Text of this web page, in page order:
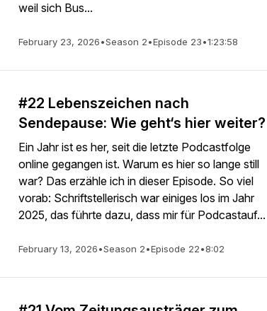
weil sich Bus...
February 23, 2026•Season 2•Episode 23•1:23:58
#22 Lebenszeichen nach
Sendepause: Wie geht‘s hier weiter?
Ein Jahr ist es her, seit die letzte Podcastfolge
online gegangen ist. Warum es hier so lange still
war? Das erzähle ich in dieser Episode. So viel
vorab: Schriftstellerisch war einiges los im Jahr
2025, das führte dazu, dass mir für Podcastauf...
February 13, 2026•Season 2•Episode 22•8:02